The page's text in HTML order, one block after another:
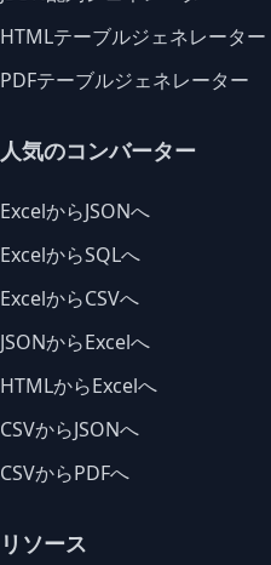
HTMLテーブルジェネレーター
PDFテーブルジェネレーター
人気のコンバーター
ExcelからJSONへ
ExcelからSQLへ
ExcelからCSVへ
JSONからExcelへ
HTMLからExcelへ
CSVからJSONへ
CSVからPDFへ
リソース